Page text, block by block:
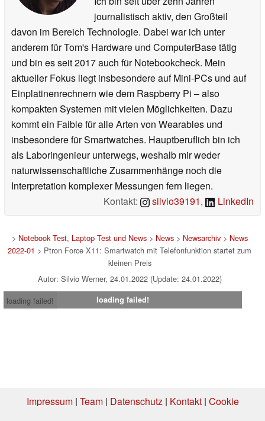
journalistisch aktiv, den Großteil
davon im Bereich Technologie. Dabei war ich unter
anderem für Tom's Hardware und ComputerBase tätig
und bin es seit 2017 auch für Notebookcheck. Mein
aktueller Fokus liegt insbesondere auf Mini-PCs und auf
Einplatinenrechnern wie dem Raspberry Pi – also
kompakten Systemen mit vielen Möglichkeiten. Dazu
kommt ein Faible für alle Arten von Wearables und
insbesondere für Smartwatches. Hauptberuflich bin ich
als Laboringenieur unterwegs, weshalb mir weder
naturwissenschaftliche Zusammenhänge noch die
Interpretation komplexer Messungen fern liegen.
Kontakt:
silvio39191, LinkedIn
> Notebook Test, Laptop Test und News> News> Newsarchiv> News
2022-01 > Ptron Force X11: Smartwatch mit Telefonfunktion startet zum
kleinen Preis
Autor: Silvio Werner, 24.01.2022 (Update: 24.01.2022)
loading failed!
loading failed!
Impressum| Team| Datenschutz| Kontakt| Cookie